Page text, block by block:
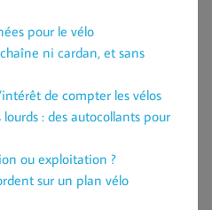
pour le vélo
ni cardan, et sans
de compter les vélos
: des autocollants pour
ou exploitation ?
sur un plan vélo